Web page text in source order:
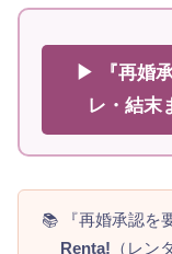
▶ 『再婚
レ・結末
📚 『再婚承認を
Renta! （レン